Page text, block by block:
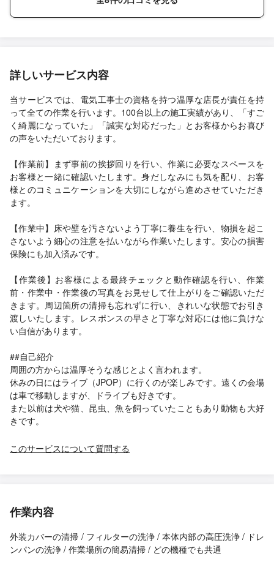
詳しいサービス内容
当サービスでは、電気工事士の資格を持つ温厚な店長が責任を持
って全ての作業を行います。100台以上の施工実績があり、「すご
く綺麗になっていた」「誠実な対応だった」とお客様からお喜び
の声をいただいております。
【作業前】まず事前の挨拶回りを行い、作業に必要なスペースを
お客様と一緒に確認いたします。身だしなみにも気を配り、お客
様とのコミュニケーションを大切にしながら進めさせていただき
ます。
【作業中】床や壁を汚さないよう丁寧に養生を行い、物損を起こ
さないよう細心の注意を払いながら作業いたします。安心の損害
保険にも加入済みです。
【作業後】お客様による最終チェックと動作確認を行い、作業
前・作業中・作業後の写真をお見せして仕上がりをご確認いただ
きます。周辺箇所の清掃も忘れずに行い、きれいな状態でお引き
渡しいたします。レスポンスの早さと丁寧な対応には他に負けな
い自信があります。
##自己紹介
周囲の方からは温厚そうな感じとよく言われます。
休みの日にはライブ（JPOP）に行くのが楽しみです。遠くの会場
は車で移動しますが、ドライブも好きです。
また以前は犬や猫、昆虫、魚を飼っていたこともあり動物も大好
きです。
このサービスについて質問する
作業内容
外装カバーの清掃 / フィルターの洗浄 / 本体内部の高圧洗浄 / ドレ
ンパンの洗浄 / 作業場所の簡易清掃 / どの機種でも共通